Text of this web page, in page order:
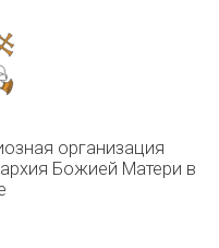
организация
Божией Матери в